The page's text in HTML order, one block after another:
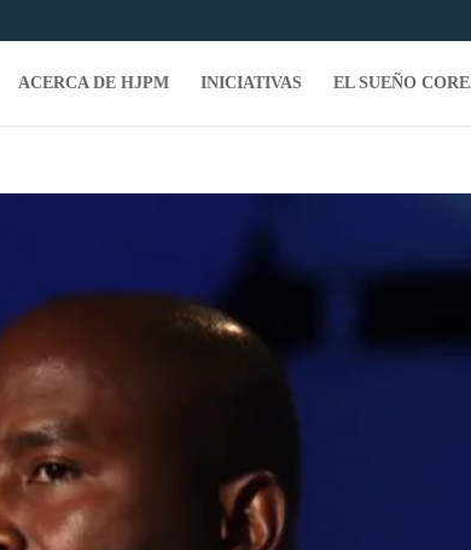
ACERCA DE HJPM INICIATIVAS EL SUEÑO